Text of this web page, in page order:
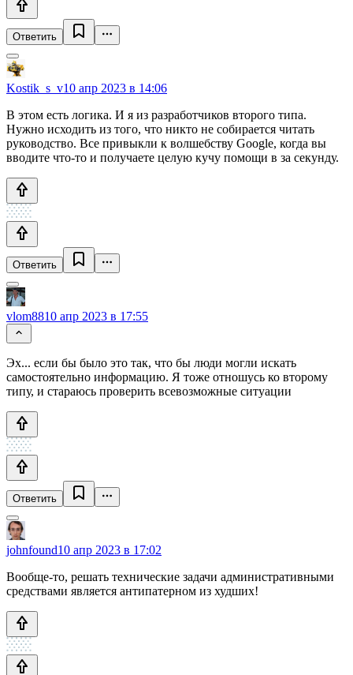
Ответить
Kostik_s_v10 апр 2023 в 14:06
В этом есть логика. И я из разработчиков второго типа.
Нужно исходить из того, что никто не собирается читать
руководство. Все привыкли к волшебству Google, когда вы
вводите что-то и получаете целую кучу помощи в за секунду.
Ответить
vlom8810 апр 2023 в 17:55
Эх... если бы было это так, что бы люди могли искать
самостоятельно информацию. Я тоже отношусь ко второму
типу, и стараюсь проверить всевозможные ситуации
Ответить
johnfound10 апр 2023 в 17:02
Вообще-то, решать технические задачи административными
средствами является антипатерном из худших!